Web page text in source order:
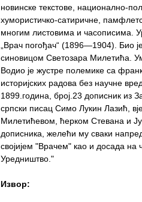
новинске текстове, национално-
хумористичко-сатиричне,
многим листовима и часописима.
„Врач погођач“ (1896—1904). Био
синовицом Светозара Милетића.
Водио је жустре полемике са
историјских радова без научне
1899.година, број.23 дописник из
српски писац Симо Лукин Лазић,
Милетићевом, ћерком Стевана и
дописника, желећи му сваки
својијем "Врачем" као и досада на
Уредништво."
Извор: